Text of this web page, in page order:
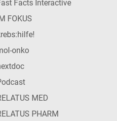
Facts Interactive
FOKUS
onko
MED
PHARM